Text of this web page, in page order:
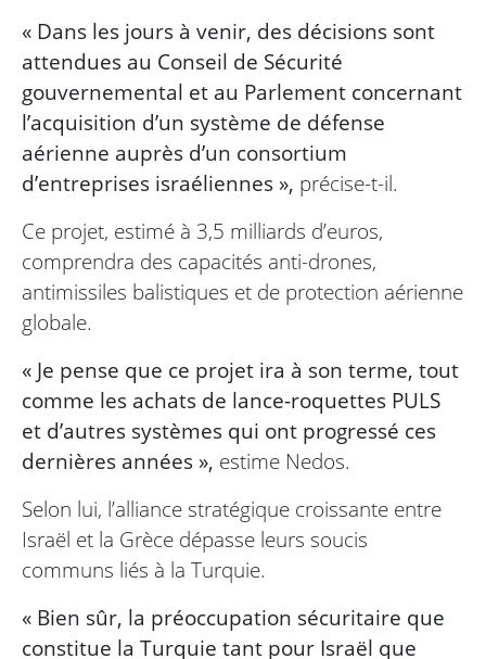
« Dans les jours à venir, des décisions sont
attendues au Conseil de Sécurité
gouvernemental et au Parlement concernant
l’acquisition d’un système de défense
aérienne auprès d’un consortium
d’entreprises israéliennes », précise-t-il.
Ce projet, estimé à 3,5 milliards d’euros,
comprendra des capacités anti-drones,
antimissiles balistiques et de protection aérienne
globale.
« Je pense que ce projet ira à son terme, tout
comme les achats de lance-roquettes PULS
et d’autres systèmes qui ont progressé ces
dernières années », estime Nedos.
Selon lui, l’alliance stratégique croissante entre
Israël et la Grèce dépasse leurs soucis
communs liés à la Turquie.
« Bien sûr, la préoccupation sécuritaire que
constitue la Turquie tant pour Israël que